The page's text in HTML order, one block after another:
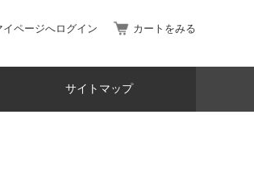
イページへログイン カートをみる
サイトマップ